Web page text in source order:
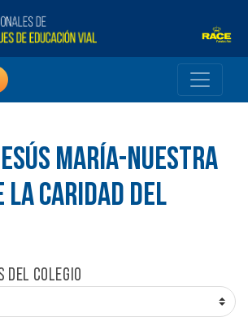
MARÍA-NUESTRA
LA CARIDAD DEL
del colegio